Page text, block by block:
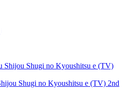
Shugi no Kyoushitsu e (TV) 2nd